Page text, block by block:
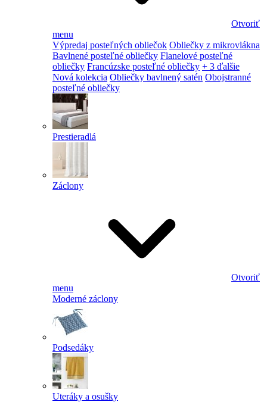
Otvoriť
menu
Výpredaj posteľných obliečok Obliečky z mikrovlákna
Bavlnené posteľné obliečky Flanelové posteľné
obliečky Francúzske posteľné obliečky + 3 ďalšie
Nová kolekcia Obliečky bavlnený satén Obojstranné
posteľné obliečky
Prestieradlá
Záclony
Otvoriť
menu
Moderné záclony
Podsedáky
Uteráky a osušky